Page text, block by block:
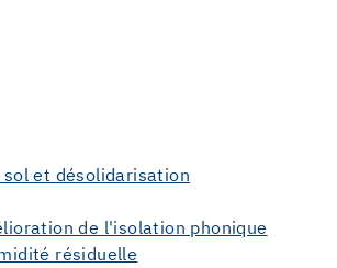
sol et désolidarisation
de l'isolation phonique
résiduelle